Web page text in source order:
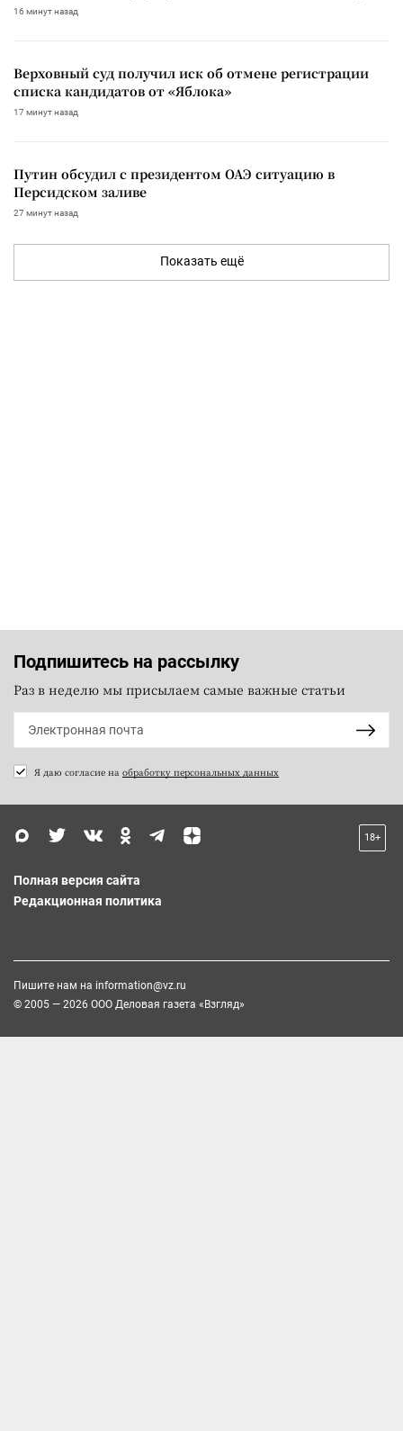
16 минут назад
Верховный суд получил иск об отмене регистрации
списка кандидатов от «Яблока»
17 минут назад
Путин обсудил с президентом ОАЭ ситуацию в
Персидском заливе
27 минут назад
Показать ещё
Подпишитесь на рассылку
Раз в неделю мы присылаем самые важные статьи
Я даю согласие на обработку персональных данных
18+
Полная версия сайта
Редакционная политика
Пишите нам на information@vz.ru
© 2005 — 2026 ООО Деловая газета «Взгляд»